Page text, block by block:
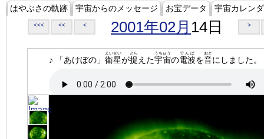
はやぶさの軌跡 宇宙からのメッセージ お宝データ 宇宙カレン
<<< << < 2001年02月 14日 >
♪ 「あけぼの」 衛星
えいせい
が捉
とら
えた宇宙
うちゅう
の電波
でんぱ
を音
おと
にしました。